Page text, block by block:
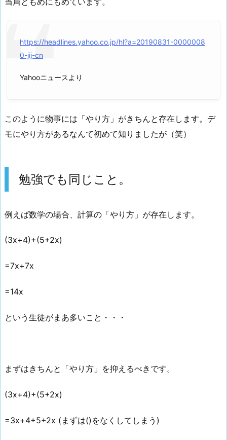
https://headlines.yahoo.co.jp/hl?a=20190831-0000008
0-jij-cn
Yahooニュースより
このように物事には「やり方」がきちんと存在します。デ
モにやり方があるなんて初めて知りましたが（笑）
勉強でも同じこと。
例えば数学の場合、計算の「やり方」が存在します。
(3x+4)+(5+2x)
=7x+7x
=14x
という生徒がまあ多いこと・・・
まずはきちんと「やり方」を抑えるべきです。
(3x+4)+(5+2x)
=3x+4+5+2x (まずは()をなくしてしまう)